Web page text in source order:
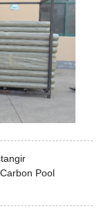
Pool